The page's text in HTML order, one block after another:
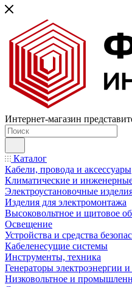
Интернет-магазин
Каталог
Кабели, провода и аксессуары
Климатические и
Электроустановочные
Изделия для электромонтажа
Высоковольтное и щитовое
Освещение
Устройства и средства
Кабеленесущие системы
Инструменты, техника
Генераторы электроэнергии
Низковольтное и